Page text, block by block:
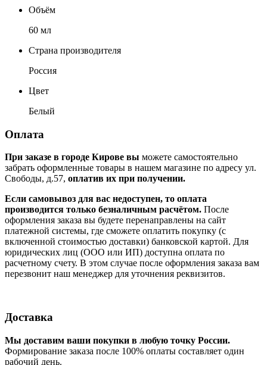
Объём
60 мл
Страна производителя
Россия
Цвет
Белый
Оплата
При заказе в городе Кирове вы можете самостоятельно
забрать оформленные товары в нашем магазине по адресу ул.
Свободы, д.57, оплатив их при получении.
Если самовывоз для вас недоступен, то оплата
производится только безналичным расчётом. После
оформления заказа вы будете перенаправлены на сайт
платежной системы, где сможете оплатить покупку (с
включенной стоимостью доставки) банковской картой. Для
юридических лиц (ООО или ИП) доступна оплата по
расчетному счету. В этом случае после оформления заказа вам
перезвонит наш менеджер для уточнения реквизитов.
Доставка
Мы доставим ваши покупки в любую точку России.
Формирование заказа после 100% оплаты составляет один
рабочий день.